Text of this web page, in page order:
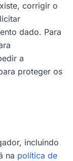
corrigir o
dado. Para
a
proteger os
incluindo
na política de